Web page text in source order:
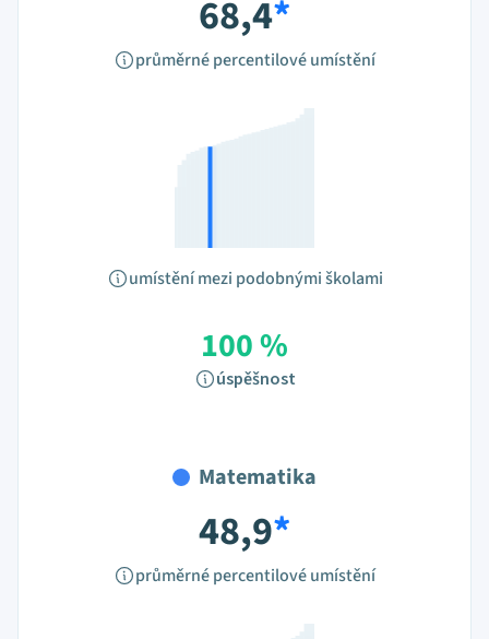
68,4*
průměrné percentilové umístění
umístění mezi podobnými školami
100 %
úspěšnost
Matematika
48,9*
průměrné percentilové umístění